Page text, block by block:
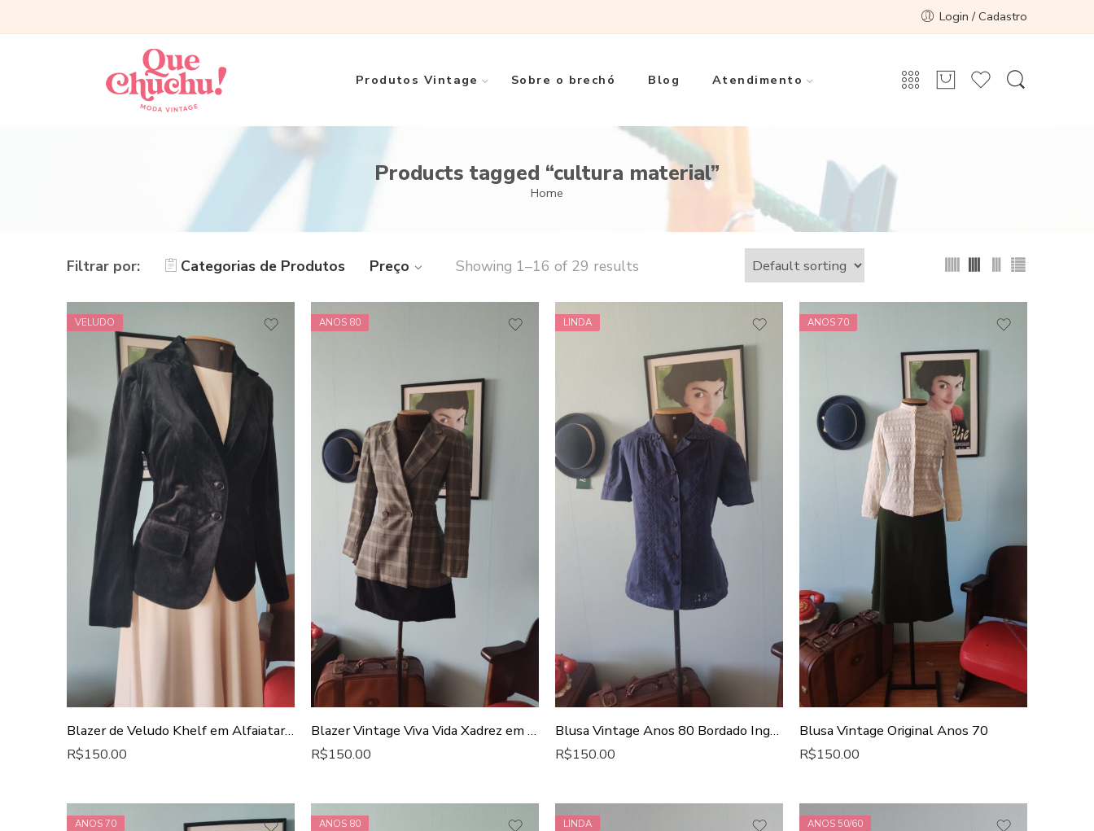
Login / Cadastro
Produtos Vintage Sobre o brechó Blog Atendimento
Products tagged “cultura material”
Home
Filtrar por: Categorias de Produtos Preço Showing 1–16 of 29 results
VELUDO
Blazer de Veludo Khelf em Alfaiataria Preto
R$150.00
ANOS 80
Blazer Vintage Viva Vida Xadrez em Alfaiataria
R$150.00
LINDA
Blusa Vintage Anos 80 Bordado Inglês
R$150.00
ANOS 70
Blusa Vintage Original Anos 70
R$150.00
ANOS 70 ANOS 80 LINDA ANOS 50/60